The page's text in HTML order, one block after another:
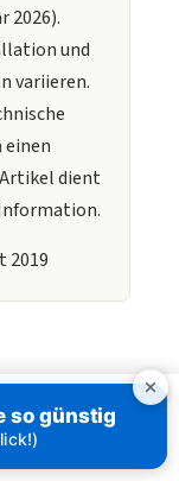
2026).
und
variieren.
einen
dient
2019
so günstig